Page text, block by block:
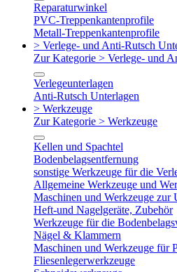
Reparaturwinkel
PVC-Treppenkantenprofile
Metall-Treppenkantenprofile
> Verlege- und Anti-Rutsch
Zur Kategorie > Verlege- und
Verlegeunterlagen
Anti-Rutsch Unterlagen
> Werkzeuge
Zur Kategorie > Werkzeuge
Kellen und Spachtel
Bodenbelagsentfernung
sonstige Werkzeuge für die
Allgemeine Werkzeuge und
Maschinen und Werkzeuge zur
Heft-und Nagelgeräte, Zubehör
Werkzeuge für die
Nägel & Klammern
Maschinen und Werkzeuge für
Fliesenlegerwerkzeuge